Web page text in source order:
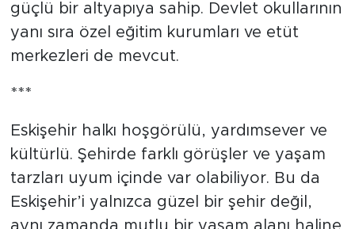
güçlü bir altyapıya sahip. Devlet okullarının
yanı sıra özel eğitim kurumları ve etüt
merkezleri de mevcut.
***
Eskişehir halkı hoşgörülü, yardımsever ve
kültürlü. Şehirde farklı görüşler ve yaşam
tarzları uyum içinde var olabiliyor. Bu da
Eskişehir’i yalnızca güzel bir şehir değil,